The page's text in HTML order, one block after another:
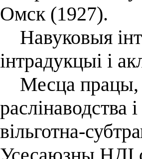
Омск (1927).
Навуковыя
інтрадукцыі і
Месца працы,
раслінаводства
вільготна-